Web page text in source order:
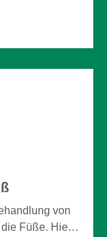
von
Füße. Hier